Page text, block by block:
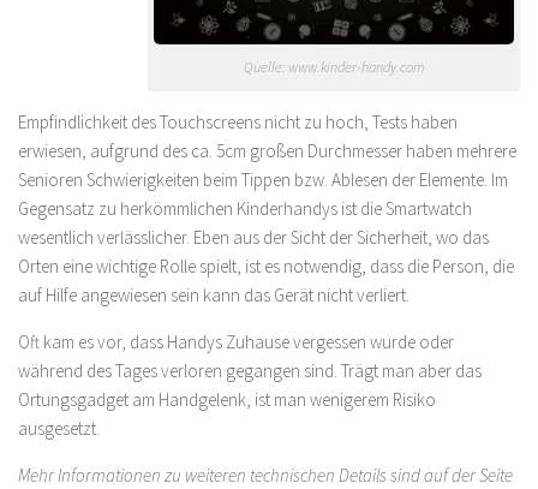
Quelle: www.kinder-handy.com
Empfindlichkeit des Touchscreens nicht zu hoch, Tests haben
erwiesen, aufgrund des ca. 5cm großen Durchmesser haben mehrere
Senioren Schwierigkeiten beim Tippen bzw. Ablesen der Elemente. Im
Gegensatz zu herkömmlichen Kinderhandys ist die Smartwatch
wesentlich verlässlicher. Eben aus der Sicht der Sicherheit, wo das
Orten eine wichtige Rolle spielt, ist es notwendig, dass die Person, die
auf Hilfe angewiesen sein kann das Gerät nicht verliert.
Oft kam es vor, dass Handys Zuhause vergessen wurde oder
während des Tages verloren gegangen sind. Trägt man aber das
Ortungsgadget am Handgelenk, ist man wenigerem Risiko
ausgesetzt.
Mehr Informationen zu weiteren technischen Details sind auf der Seite